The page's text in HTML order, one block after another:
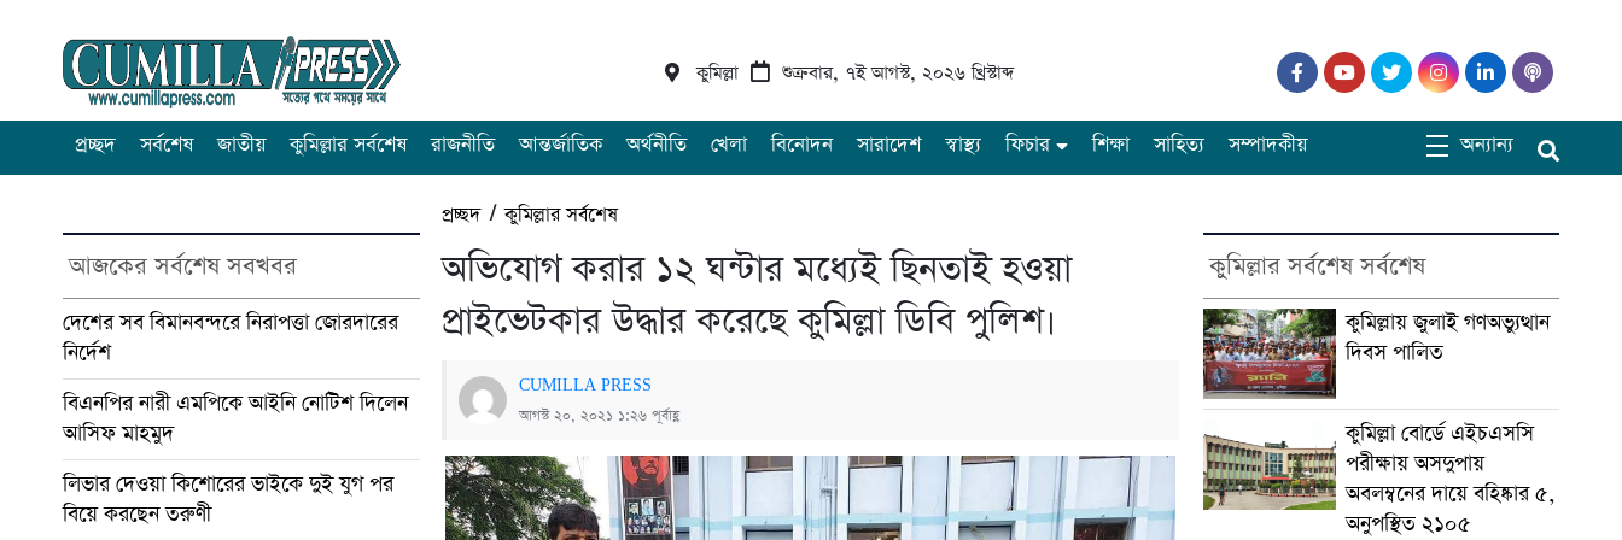
কুমিল্লা শুক্রবার, ৭ই আগস্ট, ২০২৬ খ্রিস্টাব্দ
প্রচ্ছদ সর্বশেষ জাতীয় কুমিল্লার সর্বশেষ রাজনীতি আন্তর্জাতিক অর্থনীতি খেলা বিনোদন সারাদেশ স্বাস্থ্য ফিচার শিক্ষা সাহিত্য সম্পাদকীয় অন্যান্য
আজকের সর্বশেষ সবখবর
দেশের সব বিমানবন্দরে নিরাপত্তা জোরদারের
নির্দেশ
বিএনপির নারী এমপিকে আইনি নোটিশ দিলেন
আসিফ মাহমুদ
লিভার দেওয়া কিশোরের ভাইকে দুই যুগ পর
বিয়ে করছেন তরুণী
প্রচ্ছদ/কুমিল্লার সর্বশেষ
অভিযোগ করার ১২ ঘন্টার মধ্যেই ছিনতাই হওয়া
প্রাইভেটকার উদ্ধার করেছে কুমিল্লা ডিবি পুলিশ।
CUMILLA PRESS
আগস্ট ২০, ২০২১ ১:২৬ পূর্বাহ্ণ
কুমিল্লার সর্বশেষ সর্বশেষ
কুমিল্লায় জুলাই গণঅভ্যুত্থান
দিবস পালিত
কুমিল্লা বোর্ডে এইচএসসি
পরীক্ষায় অসদুপায়
অবলম্বনের দায়ে বহিষ্কার ৫,
অনুপস্থিত ২১০৫